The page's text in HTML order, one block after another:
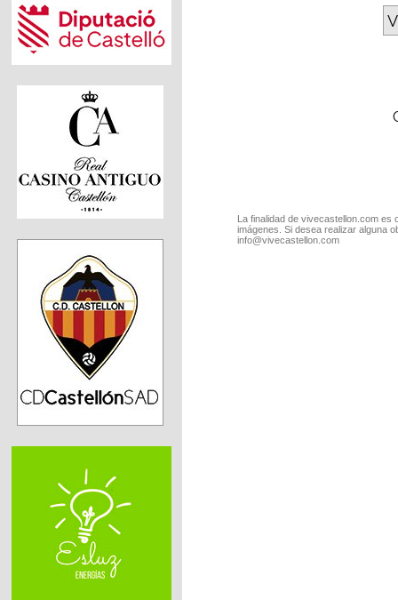
La finalidad de vivecastellon.com
imágenes. Si desea realizar alguna
info@vivecastellon.com